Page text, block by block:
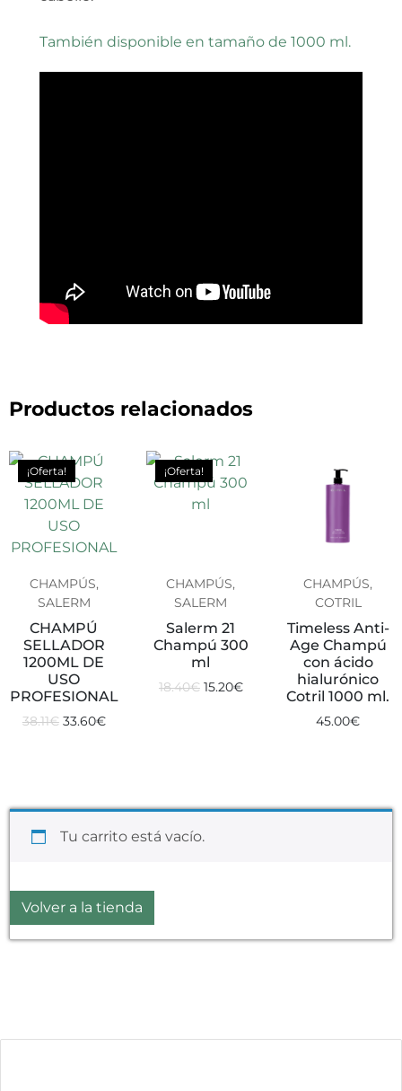
También disponible en tamaño de 1000 ml.
Productos relacionados
¡Oferta!
CHAMPÚS,
SALERM
CHAMPÚ
SELLADOR
1200ML DE
USO
PROFESIONAL
38.11€ 33.60€
¡Oferta!
CHAMPÚS,
SALERM
Salerm 21
Champú 300
ml
18.40€ 15.20€
CHAMPÚS,
COTRIL
Timeless Anti-
Age Champú
con ácido
hialurónico
Cotril 1000 ml.
45.00€
Tu carrito está vacío.
Volver a la tienda